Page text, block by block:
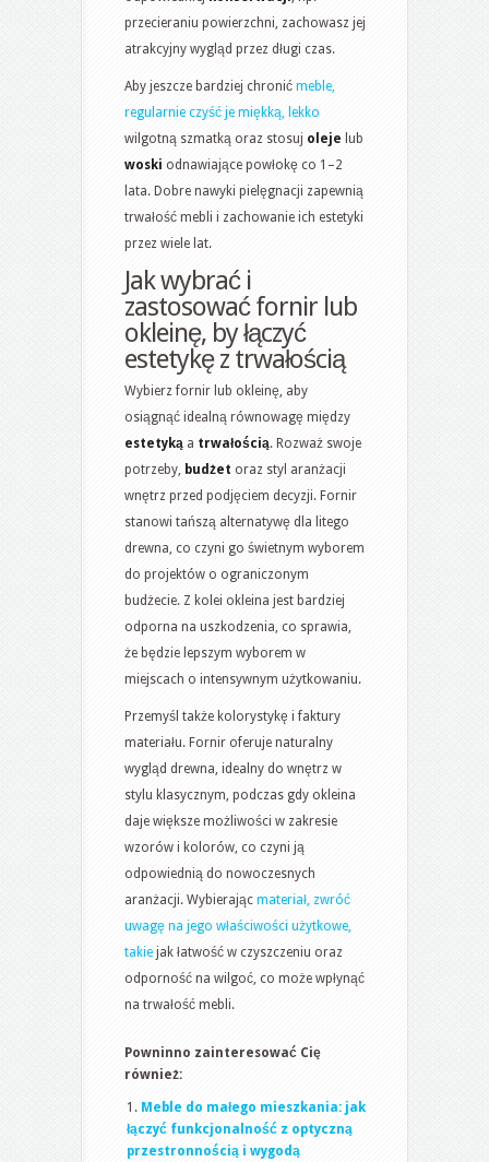
przecieraniu powierzchni, zachowasz jej
atrakcyjny wygląd przez długi czas.
Aby jeszcze bardziej chronić meble,
regularnie czyść je miękką, lekko
wilgotną szmatką oraz stosuj oleje lub
woski odnawiające powłokę co 1–2
lata. Dobre nawyki pielęgnacji zapewnią
trwałość mebli i zachowanie ich estetyki
przez wiele lat.
Jak wybrać i
zastosować fornir lub
okleinę, by łączyć
estetykę z trwałością
Wybierz fornir lub okleinę, aby
osiągnąć idealną równowagę między
estetyką a trwałością. Rozważ swoje
potrzeby, budżet oraz styl aranżacji
wnętrz przed podjęciem decyzji. Fornir
stanowi tańszą alternatywę dla litego
drewna, co czyni go świetnym wyborem
do projektów o ograniczonym
budżecie. Z kolei okleina jest bardziej
odporna na uszkodzenia, co sprawia,
że będzie lepszym wyborem w
miejscach o intensywnym użytkowaniu.
Przemyśl także kolorystykę i faktury
materiału. Fornir oferuje naturalny
wygląd drewna, idealny do wnętrz w
stylu klasycznym, podczas gdy okleina
daje większe możliwości w zakresie
wzorów i kolorów, co czyni ją
odpowiednią do nowoczesnych
aranżacji. Wybierając materiał, zwróć
uwagę na jego właściwości użytkowe,
takie jak łatwość w czyszczeniu oraz
odporność na wilgoć, co może wpłynąć
na trwałość mebli.
Powninno zainteresować Cię
również:
Meble do małego mieszkania: jak
łączyć funkcjonalność z optyczną
przestronnością i wygodą